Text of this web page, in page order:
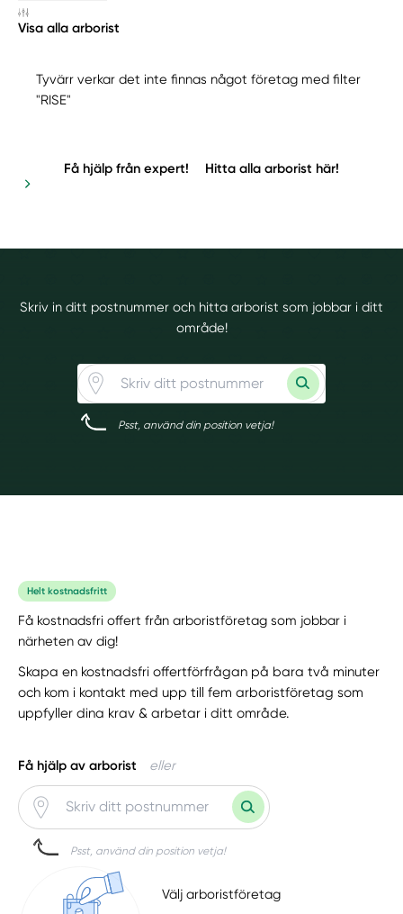
Visa alla arborist
Tyvärr verkar det inte finnas något företag med filter
"RISE"
Få hjälp från expert! Hitta alla arborist här!
Skriv in ditt postnummer och hitta arborist som jobbar i ditt
område!
Psst, använd din position vetja!
Helt kostnadsfritt
Få kostnadsfri offert från arboristföretag som jobbar i
närheten av dig!
Skapa en kostnadsfri offertförfrågan på bara två minuter
och kom i kontakt med upp till fem arboristföretag som
uppfyller dina krav & arbetar i ditt område.
Få hjälp av arborist eller
Psst, använd din position vetja!
Välj arboristföretag